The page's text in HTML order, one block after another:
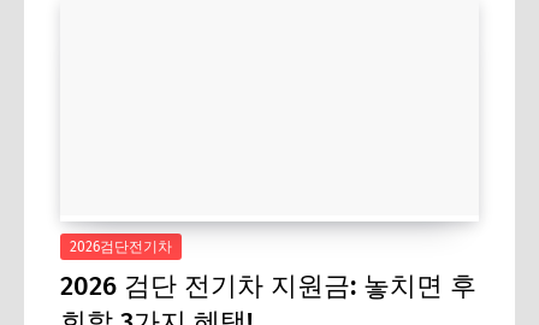
2026검단전기차
2026 검단 전기차 지원금: 놓치면 후